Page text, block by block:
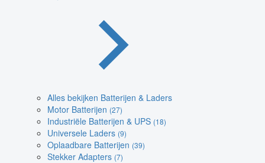
Alles bekijken Batterijen & Laders
Motor Batterijen (27)
Industriële Batterijen & UPS (18)
Universele Laders (9)
Oplaadbare Batterijen (39)
Stekker Adapters (7)